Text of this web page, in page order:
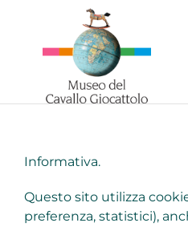
contenuto
VIENI A TROVARCI
IL MUSEO
LE COLLEZIONI
Informativa.
Questo sito utilizza
preferenza, statistici),